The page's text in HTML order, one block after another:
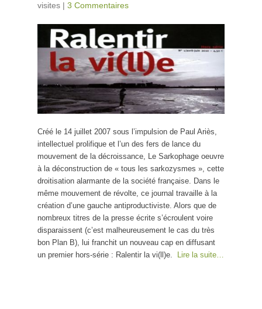
visites | 3 Commentaires
Créé le 14 juillet 2007 sous l’impulsion de Paul Ariès,
intellectuel prolifique et l’un des fers de lance du
mouvement de la décroissance, Le Sarkophage oeuvre
à la déconstruction de « tous les sarkozysmes », cette
droitisation alarmante de la société française. Dans le
même mouvement de révolte, ce journal travaille à la
création d’une gauche antiproductiviste. Alors que de
nombreux titres de la presse écrite s’écroulent voire
disparaissent (c’est malheureusement le cas du très
bon Plan B), lui franchit un nouveau cap en diffusant
un premier hors-série : Ralentir la vi(ll)e. Lire la suite…